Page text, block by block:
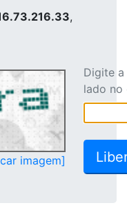
,
imagem]
Digite
lado no